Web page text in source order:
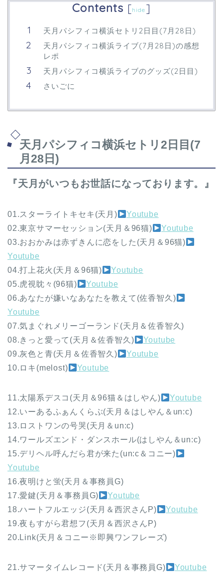
Contents [hide ]
天月パシフィコ横浜セトリ2日目(7月28日)
天月パシフィコ横浜ライブ(7月28日)の感想
レポ
天月パシフィコ横浜ライブのグッズ(2日目)
さいごに
天月パシフィコ横浜セトリ2日目(7
月28日)
『天月がいつもお世話になっております。』
01.スターライトキセキ(天月)
Youtube
02.東京サマーセッション(天月＆96猫)
Youtube
03.おおかみは赤ずきんに恋をした(天月＆96猫)
Youtube
04.打上花火(天月＆96猫)
Youtube
05.虎視眈々(96猫)
Youtube
06.あなたが嫌いなあなたを教えて(佐香智久)
Youtube
07.気まぐれメリーゴーランド(天月＆佐香智久)
08.きっと愛って(天月＆佐香智久)
Youtube
09.灰色と青(天月＆佐香智久)
Youtube
10.ロキ(melost)
Youtube
11.太陽系デスコ(天月＆96猫＆はしやん)
Youtube
12.いーあるふぁんくらぶ(天月＆はしやん＆un:c)
13.ロストワンの号哭(天月＆un:c)
14.ワールズエンド・ダンスホール(はしやん＆un:c)
15.デリヘル呼んだら君が来た(un:c＆コニー)
Youtube
16.夜明けと蛍(天月＆事務員G)
17.愛鍵(天月＆事務員G)
Youtube
18.ハートフルエッジ(天月＆西沢さんP)
Youtube
19.夜もすがら君想フ(天月＆西沢さんP)
20.Link(天月＆コニー※即興ワンフレーズ)
21.サマータイムレコード(天月＆事務員G) Youtube